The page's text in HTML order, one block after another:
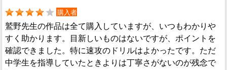
購入者
鷲野先生の作品は全て購入していますが、いつもわかりや
すく助かります。目新しいものはないですが、ポイントを
確認できました。特に速攻のドリルはよかったです。ただ
中学生を指導していたときよりは丁寧さがないのが残念で